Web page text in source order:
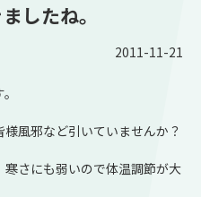
したね。
2011-11-21
風邪など引いていませんか？
さにも弱いので体温調節が大